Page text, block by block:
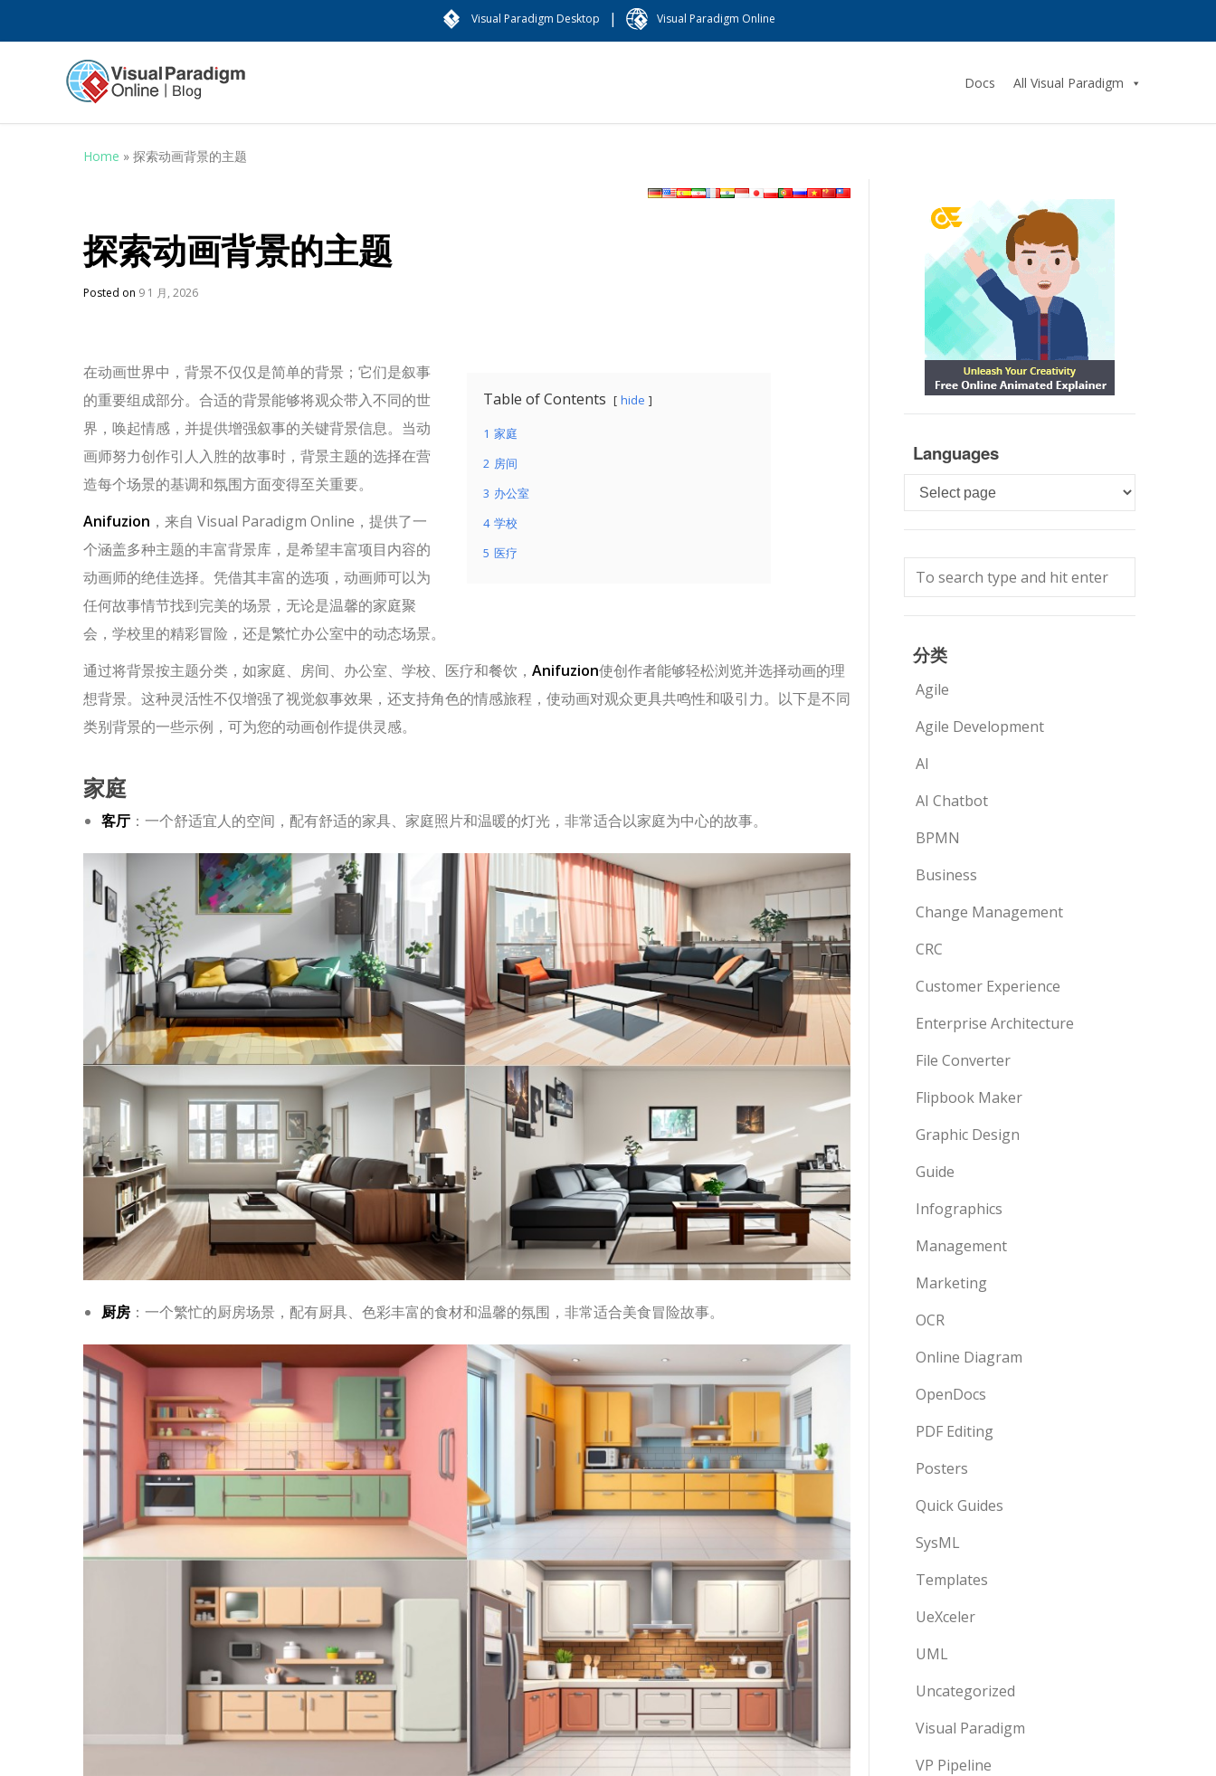
Visual Paradigm Desktop | Visual Paradigm Online
Docs All Visual Paradigm
Home » 探索动画背景的主题
探索动画背景的主题
Posted on 9 1 月, 2026
Table of Contents hide
1 家庭
2 房间
3 办公室
4 学校
5 医疗
在动画世界中，背景不仅仅是简单的背景；它们是叙事
的重要组成部分。合适的背景能够将观众带入不同的世
界，唤起情感，并提供增强叙事的关键背景信息。当动
画师努力创作引人入胜的故事时，背景主题的选择在营
造每个场景的基调和氛围方面变得至关重要。
Anifuzion ，来自 Visual Paradigm Online，提供了一
个涵盖多种主题的丰富背景库，是希望丰富项目内容的
动画师的绝佳选择。凭借其丰富的选项，动画师可以为
任何故事情节找到完美的场景，无论是温馨的家庭聚
会，学校里的精彩冒险，还是繁忙办公室中的动态场景。
通过将背景按主题分类，如家庭、房间、办公室、学校、医疗和餐饮， Anifuzion使创作者能够轻松浏览并选择动画的理
想背景。这种灵活性不仅增强了视觉叙事效果，还支持角色的情感旅程，使动画对观众更具共鸣性和吸引力。以下是不同
类别背景的一些示例，可为您的动画创作提供灵感。
家庭
客厅 ：一个舒适宜人的空间，配有舒适的家具、家庭照片和温暖的灯光，非常适合以家庭为中心的故事。
厨房 ：一个繁忙的厨房场景，配有厨具、色彩丰富的食材和温馨的氛围，非常适合美食冒险故事。
Languages
Languages
分类
Agile
Agile Development
AI
AI Chatbot
BPMN
Business
Change Management
CRC
Customer Experience
Enterprise Architecture
File Converter
Flipbook Maker
Graphic Design
Guide
Infographics
Management
Marketing
OCR
Online Diagram
OpenDocs
PDF Editing
Posters
Quick Guides
SysML
Templates
UeXceler
UML
Uncategorized
Visual Paradigm
VP Pipeline